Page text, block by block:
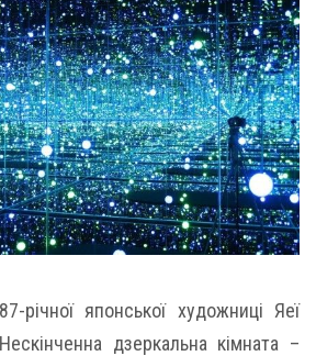
японської художниці Яеї
дзеркальна кімната –